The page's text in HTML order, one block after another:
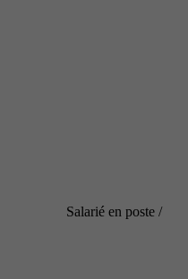
Salarié en poste /